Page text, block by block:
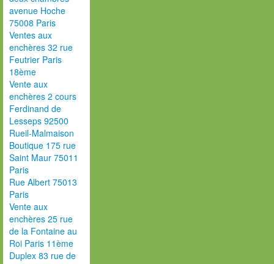
avenue Hoche
75008 Paris
Ventes aux
enchères 32 rue
Feutrier Paris
18ème
Vente aux
enchères 2 cours
Ferdinand de
Lesseps 92500
Rueil-Malmaison
Boutique 175 rue
Saint Maur 75011
Paris
Rue Albert 75013
Paris
Vente aux
enchères 25 rue
de la Fontaine au
Roi Paris 11ème
Duplex 83 rue de